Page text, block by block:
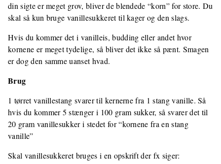
din sigte er meget grov, bliver de blendede “korn” for store. Du
skal så kun bruge vanillesukkeret til kager og den slags.
Hvis du kommer det i vanilleis, budding eller andet hvor
kornene er meget tydelige, så bliver det ikke så pænt. Smagen
er dog den samme uanset hvad.
Brug
1 tørret vanillestang svarer til kernerne fra 1 stang vanille. Så
hvis du kommer 5 stænger i 100 gram sukker, så svarer det til
20 gram vanillesukker i stedet for “kornene fra en stang
vanille”
Skal vanillesukkeret bruges i en opskrift der fx siger: